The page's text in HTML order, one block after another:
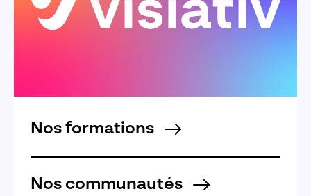
Nos formations
Nos communautés